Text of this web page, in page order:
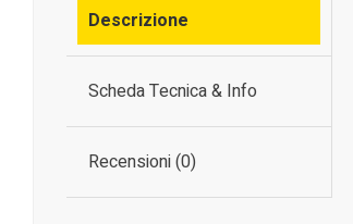
Descrizione
Scheda Tecnica & Info
Recensioni (0)